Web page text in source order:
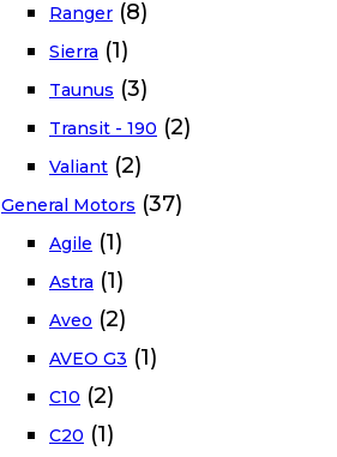
Ranger (8)
Sierra (1)
Taunus (3)
Transit - 190 (2)
Valiant (2)
General Motors (37)
Agile (1)
Astra (1)
Aveo (2)
AVEO G3 (1)
C10 (2)
C20 (1)